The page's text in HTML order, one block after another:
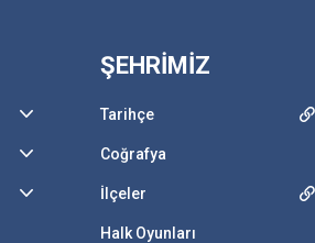
ŞEHRİMİZ
Tarihçe
Coğrafya
İlçeler
Halk Oyunları